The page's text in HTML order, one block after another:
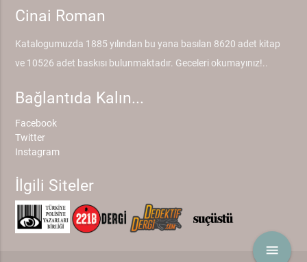
menu
Cinai Roman
Katalogumuzda 1885 yılından bu yana basılan 8620 adet kitap
ve 10526 adet baskısı bulunmaktadır. Geceleri okumayınız!..
Bağlantıda Kalın...
Facebook
Twitter
Instagram
İlgili Siteler